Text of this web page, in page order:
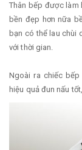
Thân bếp được làm
bền đẹp hơn nữa
bạn có thể lau chùi
với thời gian.
Ngoài ra chiếc
hiệu quả đun nấu